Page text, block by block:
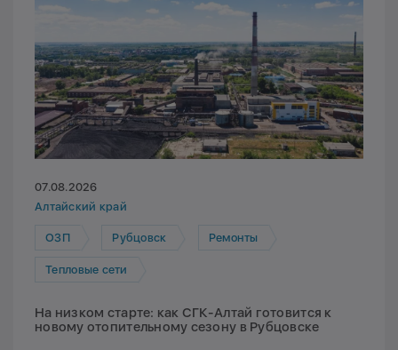
07.08.2026
Алтайский край
ОЗП Рубцовск Ремонты
Тепловые сети
На низком старте: как СГК-Алтай готовится к
новому отопительному сезону в Рубцовске